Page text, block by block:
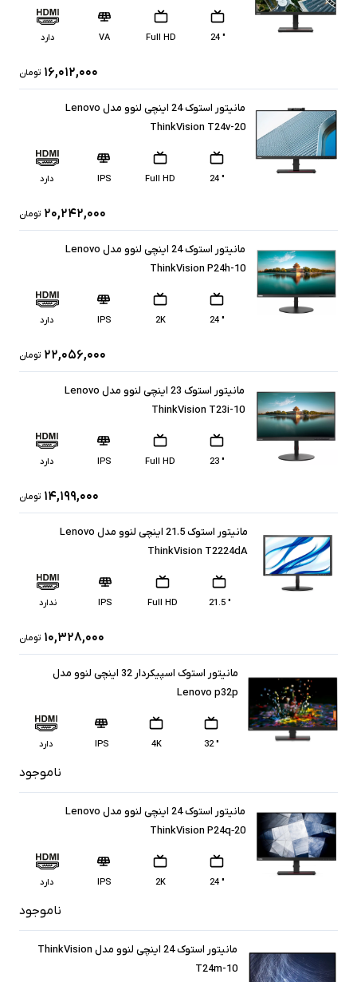
" 24
Full HD
VA دارد
۱۶,۰۱۲,۰۰۰ تومان
مانیتور استوک 24 اینچی لنوو مدل Lenovo
ThinkVision T24v-20
" 24
Full HD
IPS دارد
۲۰,۲۴۲,۰۰۰ تومان
مانیتور استوک 24 اینچی لنوو مدل Lenovo
ThinkVision P24h-10
" 24
2K
IPS دارد
۲۲,۰۵۶,۰۰۰ تومان
مانیتور استوک 23 اینچی لنوو مدل Lenovo
ThinkVision T23i-10
" 23
Full HD
IPS دارد
۱۴,۱۹۹,۰۰۰ تومان
مانیتور استوک 21.5 اینچی لنوو مدل Lenovo
ThinkVision T2224dA
" 21.5
Full HD
IPS ندارد
۱۰,۳۲۸,۰۰۰ تومان
مانیتور استوک اسپیکردار 32 اینچی لنوو مدل
Lenovo p32p
" 32
4K
IPS دارد
ناموجود
مانیتور استوک 24 اینچی لنوو مدل Lenovo
ThinkVision P24q‑20
" 24
2K
IPS دارد
ناموجود
مانیتور استوک 24 اینچی لنوو مدل ThinkVision
T24m-10